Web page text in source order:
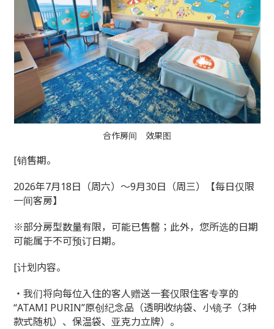
合作房间 效果图
[销售期。
2026年7月18日（周六）～9月30日（周三）【每日仅限
一间客房】
※部分房型数量有限，可能已售罄；此外，您所选的日期
可能属于不可预订日期。
[计划内容。
・我们将向每位入住的客人赠送一套仅限住客专享的
“ATAMI PURIN”原创纪念品（透明收纳袋、小镜子（3种
款式随机）、保温袋、亚克力立牌）。